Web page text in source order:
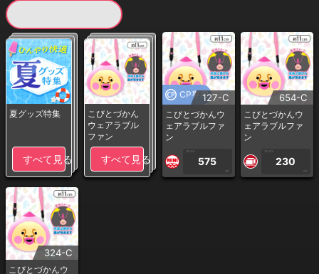
夏グッズ特集
すべて見る
こびとづかん
ウェアラブル
ファン
すべて見る
CP専用127-C
こびとづかんウ
ェアラブルファ
ン
1PLAY
575
CP
654-C
こびとづかんウ
ェアラブルファ
ン
1PLAY
230
CP
324-C
こびとづかんウ